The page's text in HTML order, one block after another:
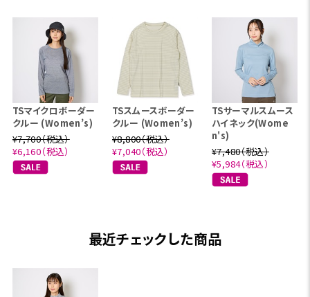
TSマイクロボーダー
クルー (Women’s)
¥7,700（税込）
¥6,160（税込）
TSスムースボーダー
クルー (Women’s)
¥8,800（税込）
¥7,040（税込）
TSサーマルスムース
ハイネック(Wome
n's)
¥7,480（税込）
¥5,984（税込）
最近チェックした商品